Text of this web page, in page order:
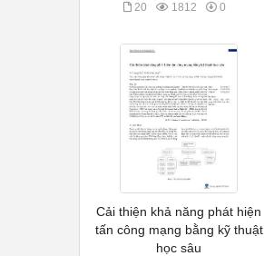
20 1812 0
Cải thiện khả năng phát hiện
tấn công mạng bằng kỹ thuật
học sâu